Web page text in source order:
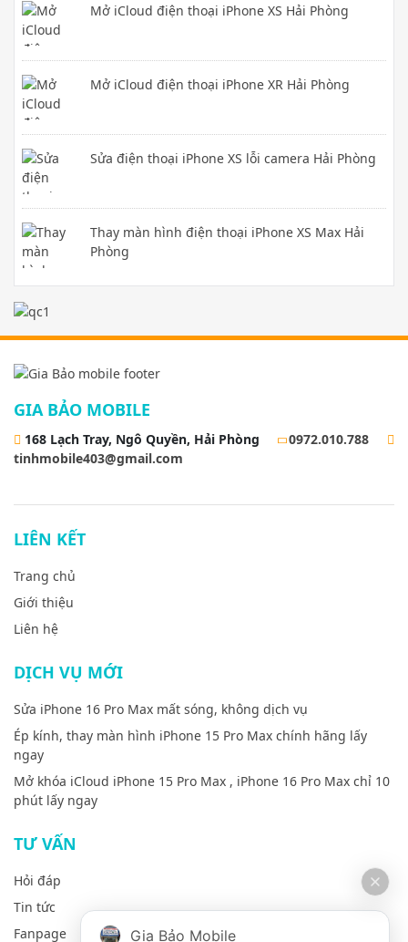
Mở iCloud điện thoại iPhone XS Hải Phòng
Mở iCloud điện thoại iPhone XR Hải Phòng
Sửa điện thoại iPhone XS lỗi camera Hải Phòng
Thay màn hình điện thoại iPhone XS Max Hải
Phòng
GIA BẢO MOBILE
168 Lạch Tray, Ngô Quyền, Hải Phòng
0972.010.788
tinhmobile403@gmail.com
LIÊN KẾT
Trang chủ
Giới thiệu
Liên hệ
DỊCH VỤ MỚI
Sửa iPhone 16 Pro Max mất sóng, không dịch vụ
Ép kính, thay màn hình iPhone 15 Pro Max chính hãng lấy
ngay
Mở khóa iCloud iPhone 15 Pro Max , iPhone 16 Pro Max chỉ 10
phút lấy ngay
TƯ VẤN
Hỏi đáp
Tin tức
Fanpage
Gia Bảo Mobile